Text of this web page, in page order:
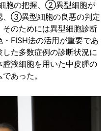
胞の把握、②異型細胞が
、③異型細胞の良悪の判定
のためには異型細胞診断
FISH法の活用が重要であ
た多数症例の診断状況に
液細胞を用いた中皮腫の
あった。